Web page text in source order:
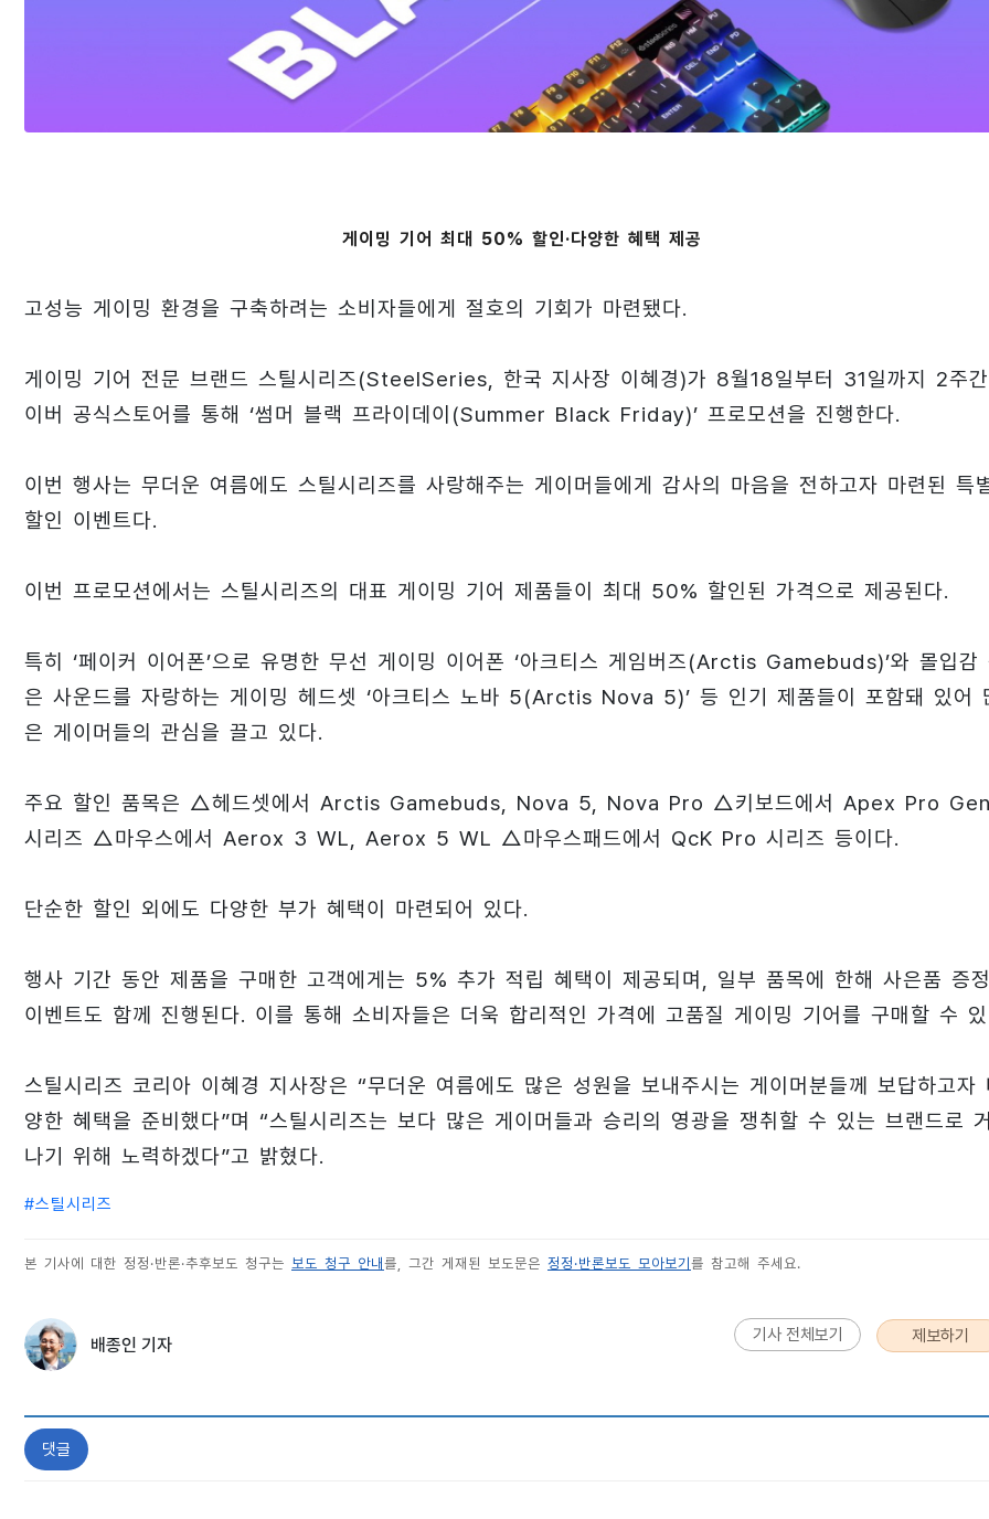
게이밍 기어 최대 50% 할인·다양한 혜택 제공
고성능 게이밍 환경을 구축하려는 소비자들에게 절호의 기회가 마련됐다.
게이밍 기어 전문 브랜드 스틸시리즈(SteelSeries, 한국 지사장 이혜경)가 8월18일부터 31일까지 2주
이버 공식스토어를 통해 ‘썸머 블랙 프라이데이(Summer Black Friday)’ 프로모션을 진행한다.
이번 행사는 무더운 여름에도 스틸시리즈를 사랑해주는 게이머들에게 감사의 마음을 전하고자 마련된 특
할인 이벤트다.
이번 프로모션에서는 스틸시리즈의 대표 게이밍 기어 제품들이 최대 50% 할인된 가격으로 제공된다.
특히 ‘페이커 이어폰’으로 유명한 무선 게이밍 이어폰 ‘아크티스 게임버즈(Arctis Gamebuds)’와 몰입감
은 사운드를 자랑하는 게이밍 헤드셋 ‘아크티스 노바 5(Arctis Nova 5)’ 등 인기 제품들이 포함돼 있어
은 게이머들의 관심을 끌고 있다.
주요 할인 품목은 △헤드셋에서 Arctis Gamebuds, Nova 5, Nova Pro △키보드에서 Apex Pro
시리즈 △마우스에서 Aerox 3 WL, Aerox 5 WL △마우스패드에서 QcK Pro 시리즈 등이다.
단순한 할인 외에도 다양한 부가 혜택이 마련되어 있다.
행사 기간 동안 제품을 구매한 고객에게는 5% 추가 적립 혜택이 제공되며, 일부 품목에 한해 사은품 증
이벤트도 함께 진행된다. 이를 통해 소비자들은 더욱 합리적인 가격에 고품질 게이밍 기어를 구매할 수
스틸시리즈 코리아 이혜경 지사장은 “무더운 여름에도 많은 성원을 보내주시는 게이머분들께 보답하고자
양한 혜택을 준비했다”며 “스틸시리즈는 보다 많은 게이머들과 승리의 영광을 쟁취할 수 있는 브랜드로
나기 위해 노력하겠다”고 밝혔다.
#스틸시리즈
본 기사에 대한 정정·반론·추후보도 청구는 보도 청구 안내 를, 그간 게재된 보도문은 정정·반론보도 모아보기 를 참고해 주세요.
배종인 기자 기사 전체보기 제보하기
댓글